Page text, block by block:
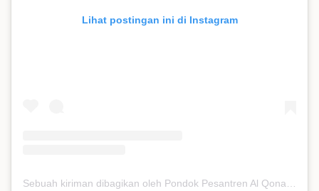
Lihat postingan ini di Instagram